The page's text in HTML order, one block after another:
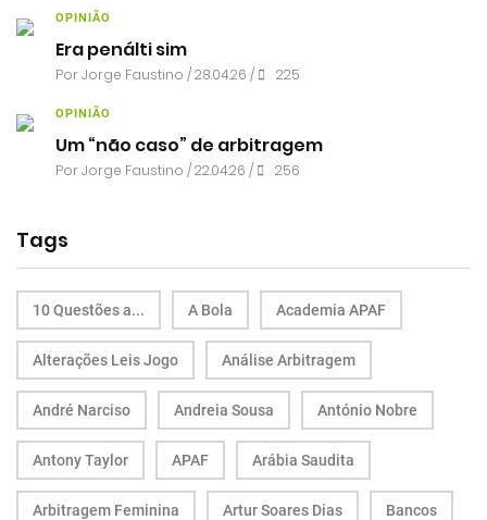
OPINIÃO
Era penálti sim
PorJorge Faustino / 28.04.26 / 225
OPINIÃO
Um “não caso” de arbitragem
PorJorge Faustino / 22.04.26 / 256
Tags
10 Questões a... A Bola Academia APAF
Alterações Leis Jogo Análise Arbitragem
André Narciso Andreia Sousa António Nobre
Antony Taylor APAF Arábia Saudita
Arbitragem Feminina Artur Soares Dias Bancos